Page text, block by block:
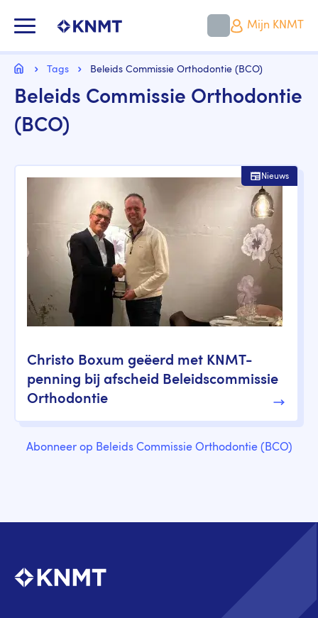
naar
gaan
Mijn KNMT
Kruimelpad
HomeTags Beleids Commissie Orthodontie (BCO)
Beleids Commissie Orthodontie
(BCO)
Christo Boxum geëerd met KNMT-
penning bij afscheid Beleidscommissie
Orthodontie
Nieuws
Abonneer op Beleids Commissie Orthodontie (BCO)